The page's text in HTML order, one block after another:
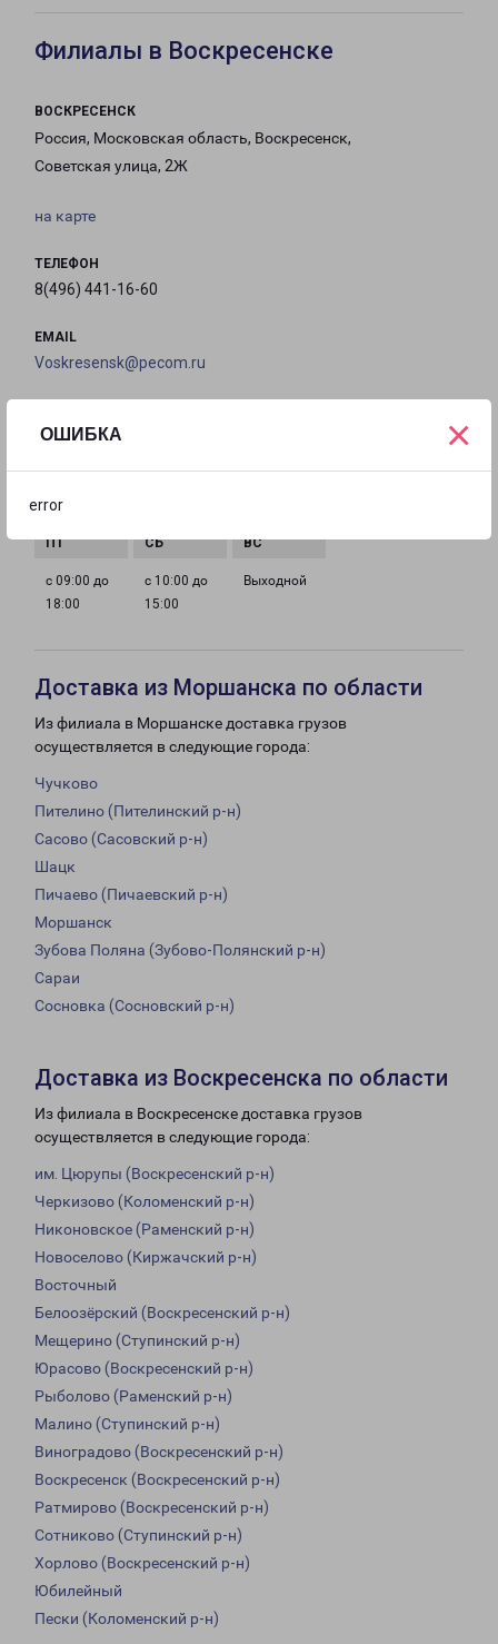
ОШИБКА
error
×
Филиалы в Воскресенске
ВОСКРЕСЕНСК
Россия, Московская область, Воскресенск,
Советская улица, 2Ж
на карте
ТЕЛЕФОН
8(496) 441-16-60
EMAIL
Voskresensk@pecom.ru
18:00
с 09:00 до
18:00
с 10:00 до
15:00
Выходной
Доставка из Моршанска по области
Из филиала в Моршанске доставка грузов
осуществляется в следующие города:
Чучково
Пителино (Пителинский р-н)
Сасово (Сасовский р-н)
Шацк
Пичаево (Пичаевский р-н)
Моршанск
Зубова Поляна (Зубово-Полянский р-н)
Сараи
Сосновка (Сосновский р-н)
Доставка из Воскресенска по области
Из филиала в Воскресенске доставка грузов
осуществляется в следующие города:
им. Цюрупы (Воскресенский р-н)
Черкизово (Коломенский р-н)
Никоновское (Раменский р-н)
Новоселово (Киржачский р-н)
Восточный
Белоозёрский (Воскресенский р-н)
Мещерино (Ступинский р-н)
Юрасово (Воскресенский р-н)
Рыболово (Раменский р-н)
Малино (Ступинский р-н)
Виноградово (Воскресенский р-н)
Воскресенск (Воскресенский р-н)
Ратмирово (Воскресенский р-н)
Сотниково (Ступинский р-н)
Хорлово (Воскресенский р-н)
Юбилейный
Пески (Коломенский р-н)